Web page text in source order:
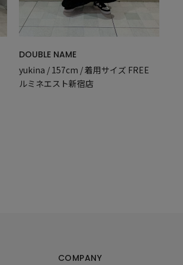
DOUBLE NAME
yukina / 157cm / 着用サイズ FREE
ルミネエスト新宿店
COMPANY